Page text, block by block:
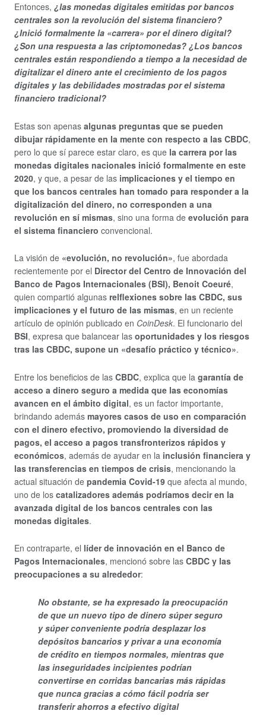
Entonces, ¿las monedas digitales emitidas por bancos
centrales son la revolución del sistema financiero?
¿Inició formalmente la «carrera» por el dinero digital?
¿Son una respuesta a las criptomonedas? ¿Los bancos
centrales están respondiendo a tiempo a la necesidad de
digitalizar el dinero ante el crecimiento de los pagos
digitales y las debilidades mostradas por el sistema
financiero tradicional?
Estas son apenas algunas preguntas que se pueden
dibujar rápidamente en la mente con respecto a las CBDC,
pero lo que sí parece estar claro, es que la carrera por las
monedas digitales nacionales inició formalmente en este
2020, y que, a pesar de las implicaciones y el tiempo en
que los bancos centrales han tomado para responder a la
digitalización del dinero, no corresponden a una
revolución en sí mismas, sino una forma de evolución para
el sistema financiero convencional.
La visión de «evolución, no revolución», fue abordada
recientemente por el Director del Centro de Innovación del
Banco de Pagos Internacionales (BSI), Benoit Coeuré,
quien compartió algunas relflexiones sobre las CBDC, sus
implicaciones y el futuro de las mismas, en un reciente
artículo de opinión publicado en CoinDesk. El funcionario del
BSI, expresa que balancear las oportunidades y los riesgos
tras las CBDC, supone un «desafío práctico y técnico».
Entre los beneficios de las CBDC, explica que la garantía de
acceso a dinero seguro a medida que las economías
avancen en el ámbito digital, es un factor importante,
brindando además mayores casos de uso en comparación
con el dinero efectivo, promoviendo la diversidad de
pagos, el acceso a pagos transfronterizos rápidos y
económicos, además de ayudar en la inclusión financiera y
las transferencias en tiempos de crisis, mencionando la
actual situación de pandemia Covid-19 que afecta al mundo,
uno de los catalizadores además podríamos decir en la
avanzada digital de los bancos centrales con las
monedas digitales.
En contraparte, el líder de innovación en el Banco de
Pagos Internacionales, mencionó sobre las CBDC y las
preocupaciones a su alrededor:
No obstante, se ha expresado la preocupación
de que un nuevo tipo de dinero súper seguro
y súper conveniente podría desplazar los
depósitos bancarios y privar a una economía
de crédito en tiempos normales, mientras que
las inseguridades incipientes podrían
convertirse en corridas bancarias más rápidas
que nunca gracias a cómo fácil podría ser
transferir ahorros a efectivo digital